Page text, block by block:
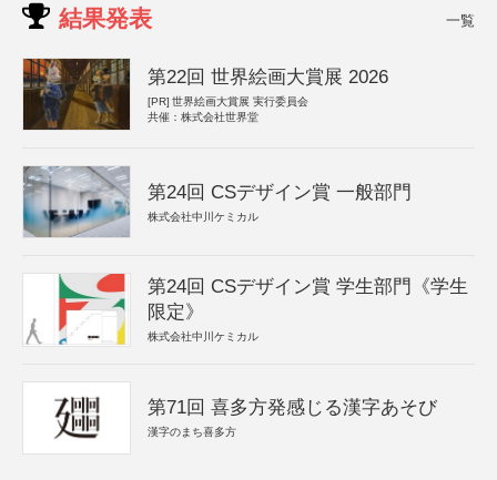
結果発表 一覧
第22回 世界絵画大賞展 2026
[PR] 世界絵画大賞展 実行委員会
共催：株式会社世界堂
第24回 CSデザイン賞 一般部門
株式会社中川ケミカル
第24回 CSデザイン賞 学生部門《学生
限定》
株式会社中川ケミカル
第71回 喜多方発感じる漢字あそび
漢字のまち喜多方